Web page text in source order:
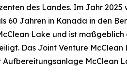
des Landes. Im Jahr 2025
60 Jahren in Kanada in den
Lake und ist
Das Joint Venture McClean
Aufbereitungsanlage McClean